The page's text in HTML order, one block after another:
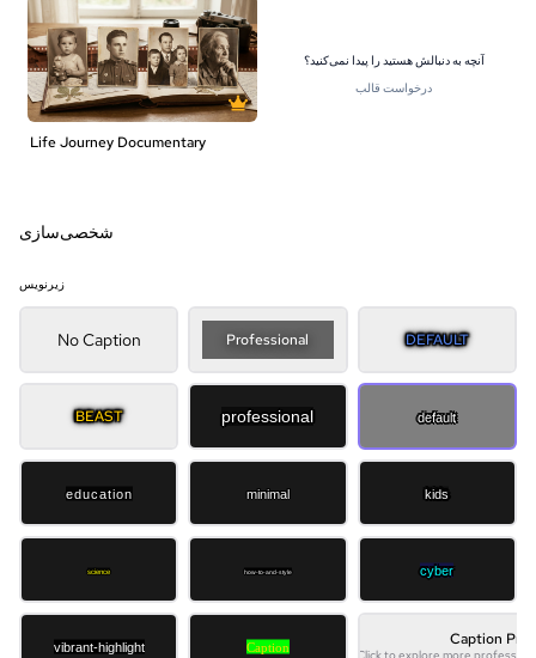
Life Journey Documentary
آنچه به دنبالش هستید را پیدا نمی‌کنید؟
درخواست قالب
شخصی‌سازی
زیرنویس
No Caption Professional DEFAULT
BEAST professional default
education minimal kids
science how-to-and-style cyber
vibrant-highlight Caption Caption Pro
Click to explore more